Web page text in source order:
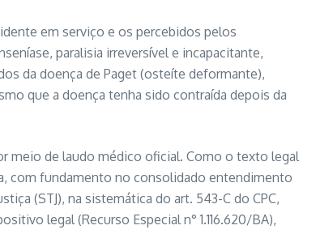
em serviço e os percebidos pelos
paralisia irreversível e incapacitante,
da doença de Paget (osteíte deformante),
que a doença tenha sido contraída depois da
meio de laudo médico oficial. Como o texto legal
com fundamento no consolidado entendimento
(STJ), na sistemática do art. 543-C do CPC,
legal (Recurso Especial n° 1.116.620/BA),